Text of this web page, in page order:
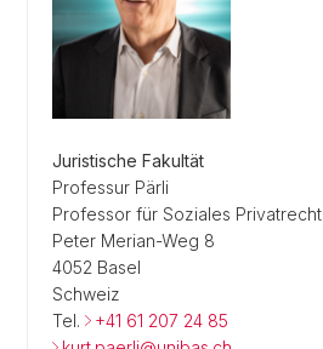
Juristische Fakultät
Professur Pärli
Professor für Soziales Privatrecht
Peter Merian-Weg 8
4052 Basel
Schweiz
Tel.
+41 61 207 24 85